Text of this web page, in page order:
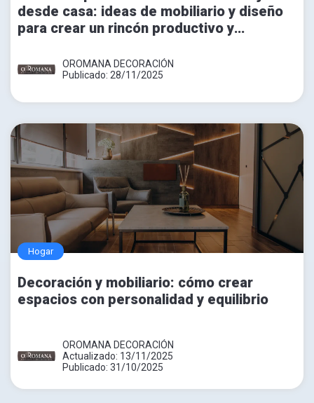
desde casa: ideas de mobiliario y diseño
para crear un rincón productivo y
OROMANA DECORACIÓN
Publicado: 28/11/2025
Hogar
Decoración y mobiliario: cómo crear
espacios con personalidad y equilibrio
OROMANA DECORACIÓN
Actualizado: 13/11/2025
Publicado: 31/10/2025